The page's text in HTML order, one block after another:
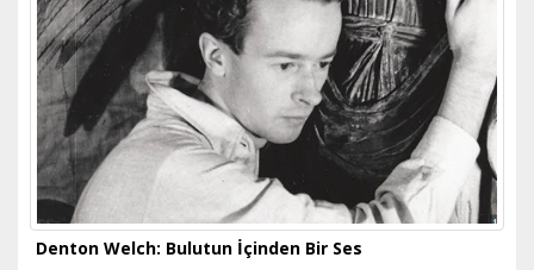
Denton Welch: Bulutun İçinden Bir Ses